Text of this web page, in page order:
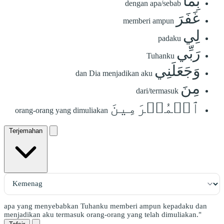
dengan apa/sebab
غَفَرَ memberi ampun
لِي padaku
رَبِّي Tuhanku
وَجَعَلَنِي dan Dia menjadikan aku
مِنَ dari/termasuk
ٱلۡمُكۡرَمِينَ orang-orang yang dimuliakan
Terjemahan
apa yang menyebabkan Tuhanku memberi ampun kepadaku dan
menjadikan aku termasuk orang-orang yang telah dimuliakan."